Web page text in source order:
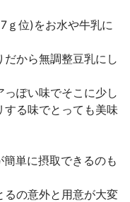
ｇ位)をお水や牛乳に
から無調整豆乳にし
ぽい味でそこに少し
する味でとっても美味
単に摂取できるのも
るの意外と用意が大変